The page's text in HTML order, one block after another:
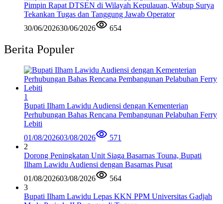
Pimpin Rapat DTSEN di Wilayah Kepulauan, Wabup Surya
Tekankan Tugas dan Tanggung Jawab Operator
30/06/202630/06/2026 654
Berita Populer
1
Bupati Ilham Lawidu Audiensi dengan Kementerian
Perhubungan Bahas Rencana Pembangunan Pelabuhan Ferry
Lebiti
01/08/202603/08/2026
571
2
Dorong Peningkatan Unit Siaga Basarnas Touna, Bupati
Ilham Lawidu Audiensi dengan Basarnas Pusat
01/08/202603/08/2026
564
3
Bupati Ilham Lawidu Lepas KKN PPM Universitas Gadjah